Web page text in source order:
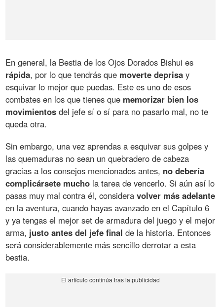
En general, la Bestia de los Ojos Dorados Bishui es
rápida, por lo que tendrás que moverte deprisa y
esquivar lo mejor que puedas. Este es uno de esos
combates en los que tienes que memorizar bien los
movimientos del jefe sí o sí para no pasarlo mal, no te
queda otra.
Sin embargo, una vez aprendas a esquivar sus golpes y
las quemaduras no sean un quebradero de cabeza
gracias a los consejos mencionados antes, no debería
complicársete mucho la tarea de vencerlo. Si aún así lo
pasas muy mal contra él, consideravolver más adelante
en la aventura, cuando hayas avanzado en el Capítulo 6
y ya tengas el mejor set de armadura del juego y el mejor
arma, justo antes del jefe final de la historia. Entonces
será considerablemente más sencillo derrotar a esta
bestia.